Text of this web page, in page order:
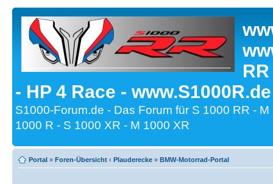
- HP 4 Race -
S1000-Forum.de - Das Forum für S 1000 RR -
1000 R - S 1000 XR - M 1000 XR
Portal » Foren-Übersicht ‹ Plauderecke » BMW-Motorrad-Portal